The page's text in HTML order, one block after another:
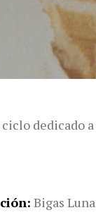
dedicado a
Bigas Luna